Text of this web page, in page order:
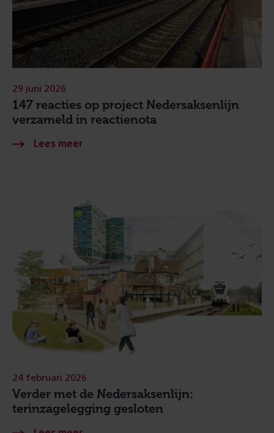
147 reacties op project Nedersaksenlijn
verzameld in reactienota
29 juni 2026
Verder met de Nedersaksenlijn:
terinzagelegging gesloten
24 februari 2026